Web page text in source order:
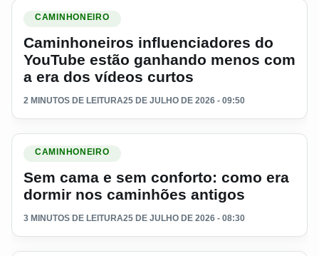
Ler materia: Caminhoneiros influenciadores do YouTube
CAMINHONEIRO
Caminhoneiros influenciadores do
YouTube estão ganhando menos com
a era dos vídeos curtos
2 MINUTOS DE LEITURA25 DE JULHO DE 2026 - 09:50
Ler materia: Sem cama e sem conforto: como era dormir
CAMINHONEIRO
Sem cama e sem conforto: como era
dormir nos caminhões antigos
3 MINUTOS DE LEITURA25 DE JULHO DE 2026 - 08:30